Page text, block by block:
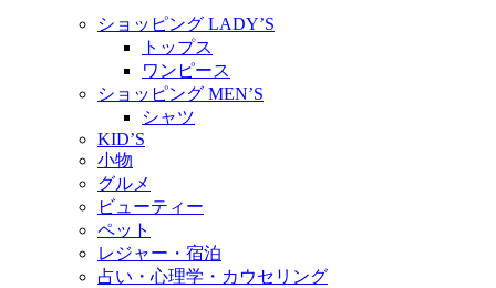
ショッピング LADY’S
トップス
ワンピース
ショッピング MEN’S
シャツ
KID’S
小物
グルメ
ビューティー
ペット
レジャー・宿泊
占い・心理学・カウセリング